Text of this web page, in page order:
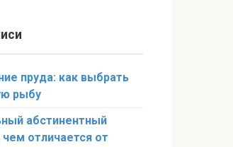
пруда: как выбрать
рыбу
абстинентный
отличается от